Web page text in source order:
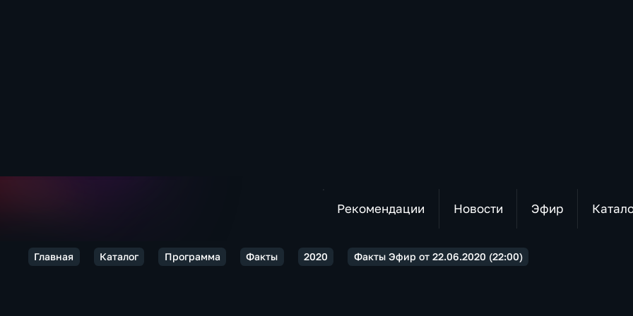
Рекомендации Новости Эфир
Главная Каталог Программа Факты 2020 Факты Эфир от 22.06.2020 (22:00)